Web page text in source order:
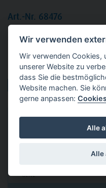
Art.-Nr. 68476
Packung
5 Diamanten
flach, Kopflänge: 4 mm,
Produktvarianten:
dental 2000
Dental Eggert
GERL
Wir verwenden
Wir verwenden Cookies,
unserer Website zu
dass Sie die
Website machen. Sie
gerne anpassen:
Alle
Alle